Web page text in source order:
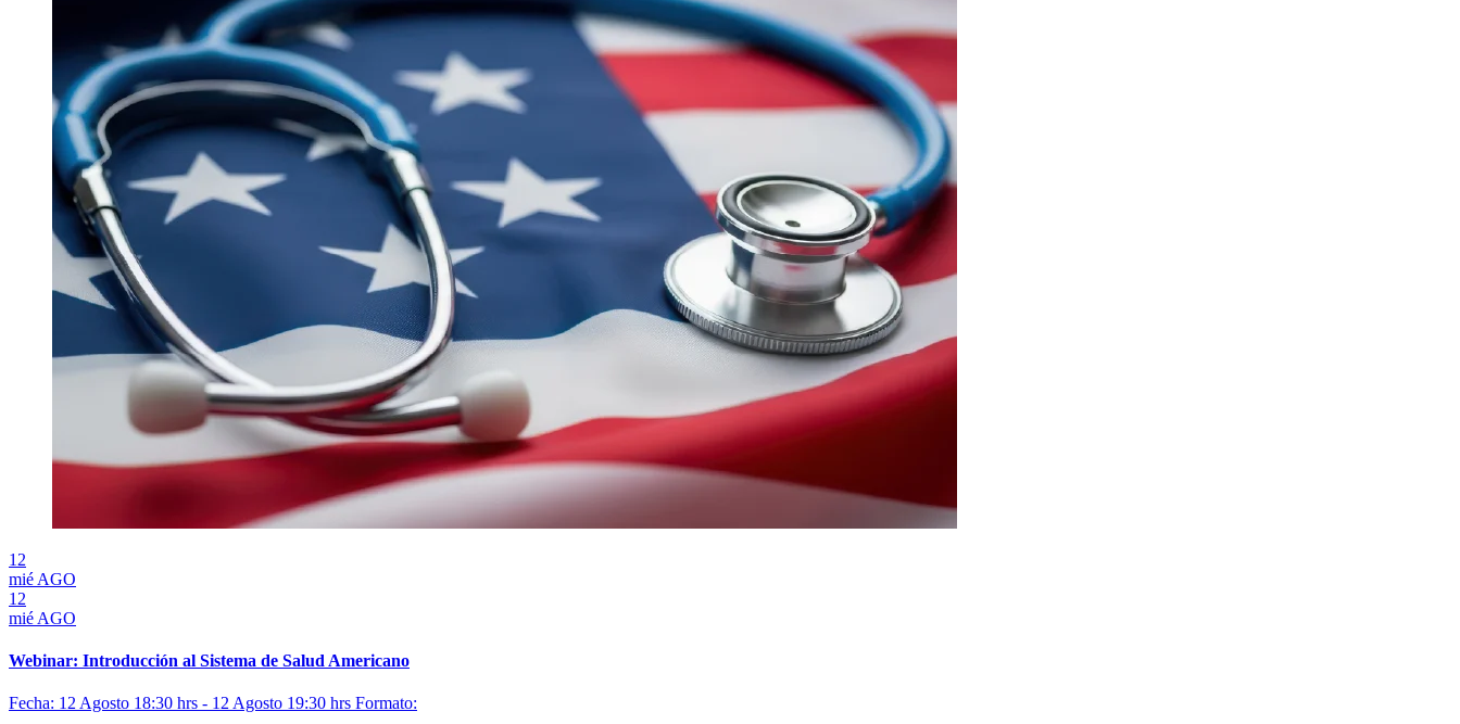
12
mié AGO
12
mié AGO
Webinar: Introducción al Sistema de Salud Americano
Fecha: 12 Agosto 18:30 hrs - 12 Agosto 19:30 hrs Formato: